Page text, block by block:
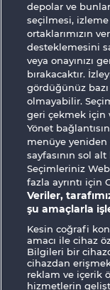
Magic Book 6
Hüküm
Künye
Sosyal
depolar ve
seçilmesi,
ortaklarımızın
desteklemesini
veya onayınızı
bırakacaktır.
gördüğünüz
olmayabilir.
geri çekmek için
Yönet
menüye
sayfasının sol
Seçimleriniz
fazla ayrıntı için
Veriler,
şu amaçlarla
Kesin coğrafi
amacı ile cihaz
Bilgileri bir
cihazdan
reklam ve içerik
hizmetlerin